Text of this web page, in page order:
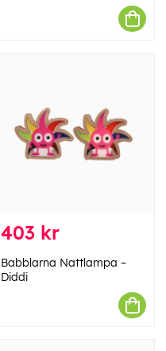
403 kr
Babblarna Nattlampa –
Diddi